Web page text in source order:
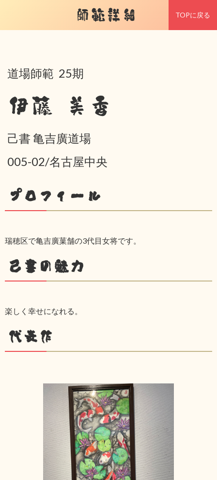
師範詳細 TOPに戻る
道場師範 25期
伊藤 美香
己書 亀吉廣道場
005-02/名古屋中央
プロフィール
瑞穂区で亀吉廣菓舗の3代目女将です。
己書の魅力
楽しく幸せになれる。
代表作